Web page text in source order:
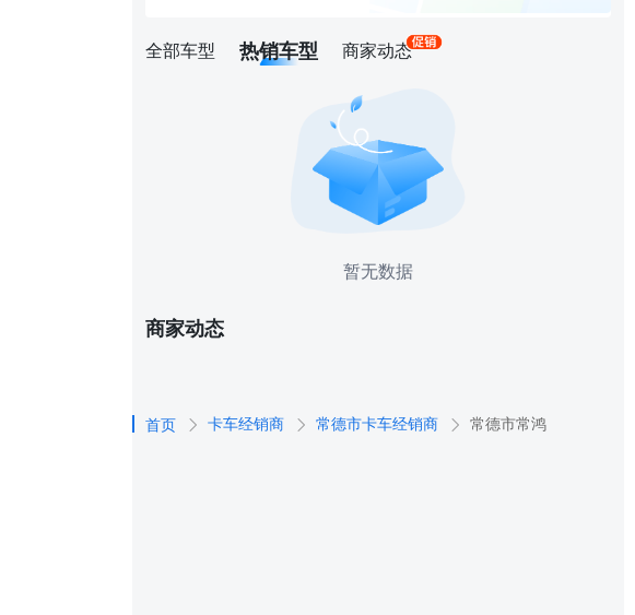
全部车型 热销车型 商家动态
暂无数据
商家动态
首页 卡车经销商 常德市卡车经销商 常德市常鸿